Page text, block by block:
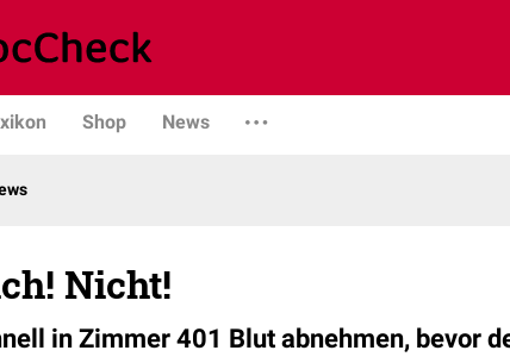
Shop News
Nicht!
in Zimmer 401 Blut abnehmen, bevor